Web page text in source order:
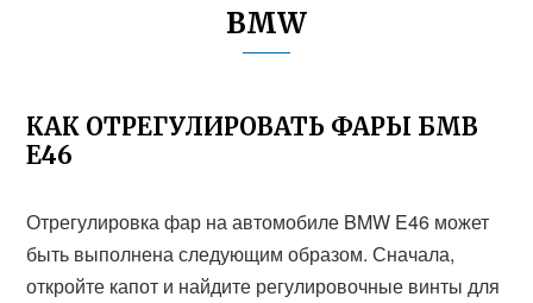
BMW
КАК ОТРЕГУЛИРОВАТЬ ФАРЫ БМВ
Е46
Отрегулировка фар на автомобиле BMW E46 может
быть выполнена следующим образом. Сначала,
откройте капот и найдите регулировочные винты для